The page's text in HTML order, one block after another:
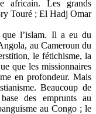
africain. Les grands
Touré ; El Hadj Omar
que l’islam. Il a eu du
au Cameroun du
le fétichisme, la
que les missionnaires
en profondeur. Mais
Beaucoup de
des emprunts au
au Congo ; le